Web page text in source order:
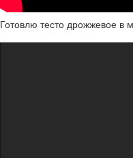
Готовлю тесто дрожжевое в